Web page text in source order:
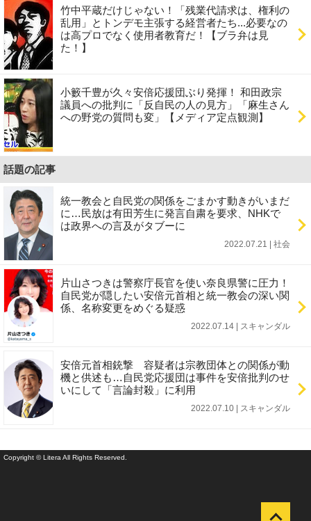
竹中平蔵だけじゃない！「残業代請求は、権利の
乱用」とトンデモ主張する経営者たち...必要なの
は高プロでなく使用者教育だ！【ブラ弁は見
た！】
小籔千豊が久々安倍応援団ぶり発揮！ 和田政宗
議員への批判に「反自民の人の見方」「麻生さん
への野党の質問も変」【メディア定点観測】
話題の記事
統一教会と自民党の関係をごまかす動きがいまだ
に…民放は有田芳生に発言自粛を要求、NHKで
は政界への言及がタブーに
2022.07.21 | 社会
片山さつきは警察庁長官を使い奈良県警に圧力！
自民党が隠したい安倍元首相と統一教会の深い関
係、名称変更をめぐる疑惑
2022.07.14 | スキャンダル
安倍元首相銃撃 容疑者は宗教団体との関係が動
機と供述も…自民党応援団は事件を安倍批判のせ
いにして「言論封殺」に利用
2022.07.10 | スキャンダル
Copyright © Litera All Rights Reserved.